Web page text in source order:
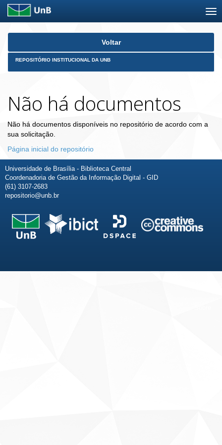
Skip
Voltar
REPOSITÓRIO INSTITUCIONAL DA UNB
Não há documentos
Não há documentos disponíveis no repositório de acordo com a
sua solicitação.
Página inicial do repositório
Universidade de Brasília - Biblioteca Central
Coordenadoria de Gestão da Informação Digital - GID
(61) 3107-2683
repositorio@unb.br